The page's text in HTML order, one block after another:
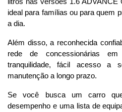
ideal para famílias ou para quem
a dia.
Além disso, a reconhecida
rede de concessionárias
tranquilidade, fácil acesso a
manutenção a longo prazo.
Se você busca um carro
desempenho e uma lista de